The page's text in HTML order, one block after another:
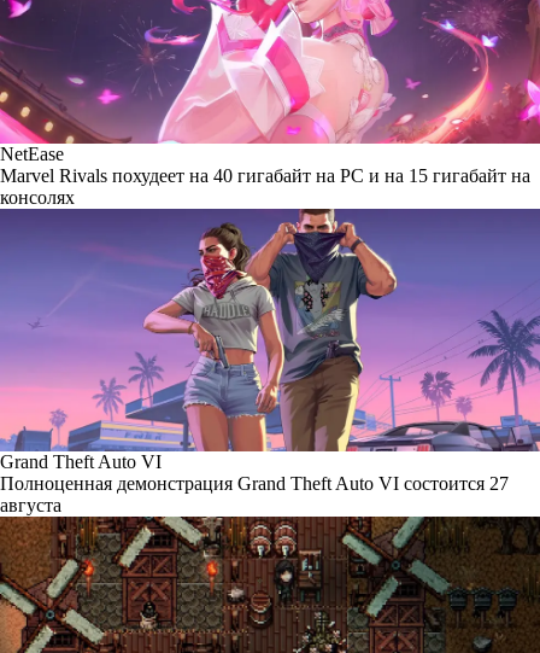
NetEase
Marvel Rivals похудеет на 40 гигабайт на PC и на 15 гигабайт на
консолях
Grand Theft Auto VI
Полноценная демонстрация Grand Theft Auto VI состоится 27
августа